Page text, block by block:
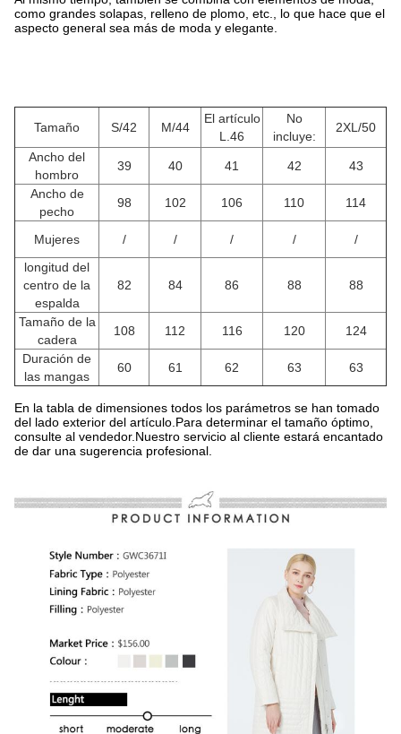
como grandes solapas, relleno de plomo, etc., lo que hace que el
aspecto general sea más de moda y elegante.
Tamaño S/42 M/44
El artículo
L.46
No
incluye:
2XL/50
Ancho del
hombro
39 40 41 42
43
Ancho de
pecho
98 102 106 110 114
Mujeres / / / /
/
longitud del
centro de la
espalda
82 84 86 88 88
Tamaño de la
cadera
108 112 116 120
124
Duración de
las mangas
60 61 62 63 63
En la tabla de dimensiones todos los parámetros se han tomado
del lado exterior del artículo.Para determinar el tamaño óptimo,
consulte al vendedor.Nuestro servicio al cliente estará encantado
de dar una sugerencia profesional.